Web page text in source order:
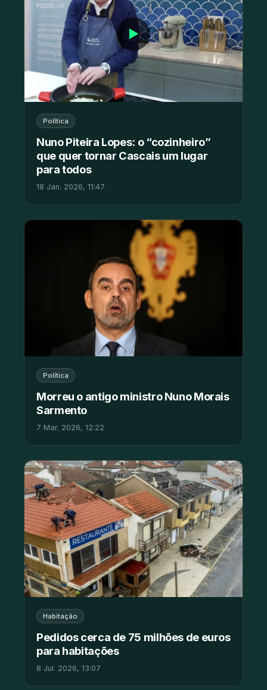
▶
Política
Nuno Piteira Lopes: o “cozinheiro”
que quer tornar Cascais um lugar
para todos
18 Jan. 2026, 11:47
Política
Morreu o antigo ministro Nuno Morais
Sarmento
7 Mar. 2026, 12:22
Habitação
Pedidos cerca de 75 milhões de euros
para habitações
8 Jul. 2026, 13:07